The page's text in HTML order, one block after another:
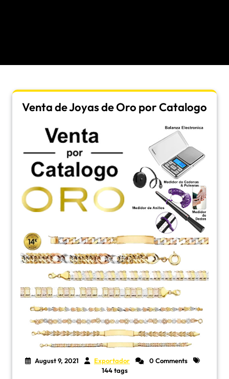
Venta de Joyas de Oro por Catalogo
August 9, 2021 Exportador
0 Comments
144 tags